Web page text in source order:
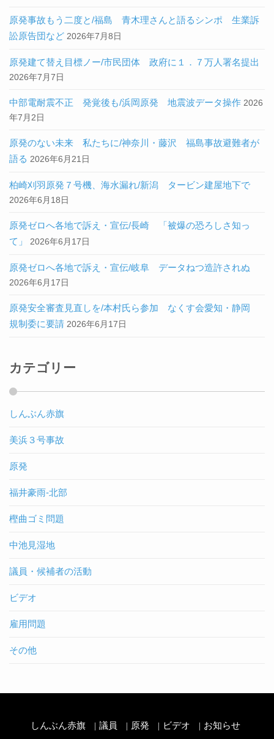
原発事故もう二度と/福島 青木理さんと語るシンポ 生業訴
訟原告団など 2026年7月8日
原発建て替え目標ノー/市民団体 政府に１．７万人署名提出
2026年7月7日
中部電耐震不正 発覚後も/浜岡原発 地震波データ操作 2026
年7月2日
原発のない未来 私たちに/神奈川・藤沢 福島事故避難者が
語る 2026年6月21日
柏崎刈羽原発７号機、海水漏れ/新潟 タービン建屋地下で
2026年6月18日
原発ゼロへ各地で訴え・宣伝/長崎 「被爆の恐ろしさ知っ
て」
2026年6月17日
原発ゼロへ各地で訴え・宣伝/岐阜 データねつ造許されぬ
2026年6月17日
原発安全審査見直しを/本村氏ら参加 なくす会愛知・静岡
規制委に要請 2026年6月17日
カテゴリー
しんぶん赤旗
美浜３号事故
原発
福井豪雨-北部
樫曲ゴミ問題
中池見湿地
議員・候補者の活動
ビデオ
雇用問題
その他
しんぶん赤旗 議員 原発 ビデオ お知らせ